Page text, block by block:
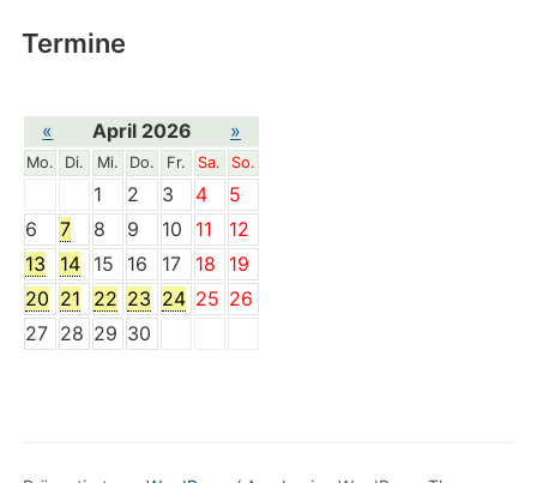
Termine
« April 2026 »
Mo. Di. Mi. Do. Fr. Sa. So.
1 2 3 4
5
6
7 8 9 10 11
12
13
14 15 16 17 18
19
20 21 22 23 24 25 26
27 28 29 30